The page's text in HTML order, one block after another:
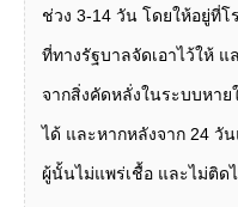
ช่วง 3-14 วัน โดยให้อยู่ที่
ที่ทางรัฐบาลจัดเอาไว้ให้ แ
จากสิ่งคัดหลั่งในระบบหา
ได้ และหากหลังจาก 24 วั
ผู้นั้นไม่แพร่เชื้อ และไม่ติดไ